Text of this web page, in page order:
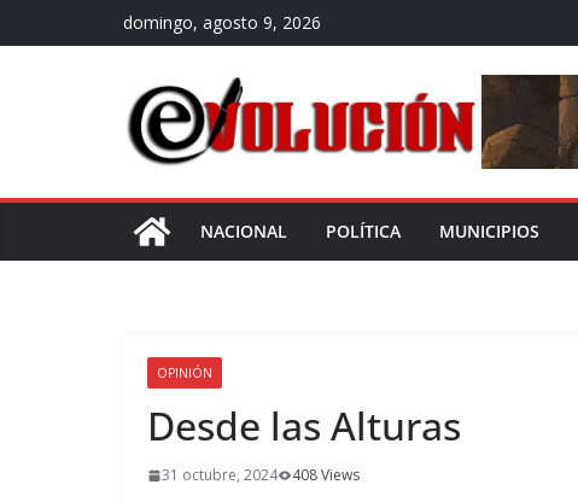
al
domingo, agosto 9, 2026
NACIONAL POLÍTICA MUNICIPIOS
OPINIÓN
Desde las Alturas
31 octubre, 2024 408 Views